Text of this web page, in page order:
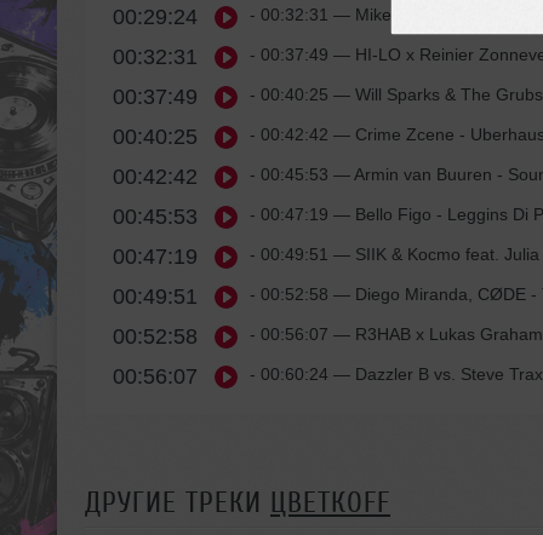
00:29:24 - 00:32:31 — Mike Candys & Jack
00:32:31 - 00:37:49 — HI-LO x Reinier
00:37:49 - 00:40:25 — Will Sparks & The
00:40:25 - 00:42:42 — Crime Zcene - Uberhaus
00:42:42 - 00:45:53 — Armin van Buuren -
00:45:53 - 00:47:19 — Bello Figo - Leggins Di
00:47:19 - 00:49:51 — SIIK & Kocmo feat.
00:49:51 - 00:52:58 — Diego Miranda, CØDE -
00:52:58 - 00:56:07 — R3HAB x Lukas
00:56:07 - 00:60:24 — Dazzler B vs. Steve
ДРУГИЕ ТРЕКИ ЦВЕТКОFF